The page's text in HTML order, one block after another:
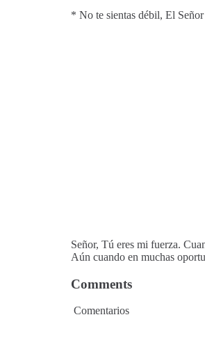
* No te sientas débil, El
Señor, Tú eres mi fuerza.
Aún cuando en muchas
Comments
Comentarios